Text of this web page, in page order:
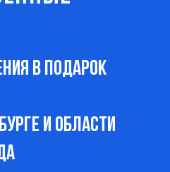
в подарок
и области